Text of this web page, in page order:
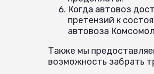
Когда автовоз
претензий к
автовоза
Также мы
возможность забрать